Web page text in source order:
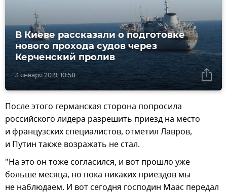
3 января 2019, 10:58
В Киеве рассказали о подготовке
нового прохода судов через
Керченский пролив
После этого германская сторона попросила
российского лидера разрешить приезд на место
и французских специалистов, отметил Лавров,
и Путин также возражать не стал.
"На это он тоже согласился, и вот прошло уже
больше месяца, но пока никаких приездов мы
не наблюдаем. И вот сегодня господин Маас передал